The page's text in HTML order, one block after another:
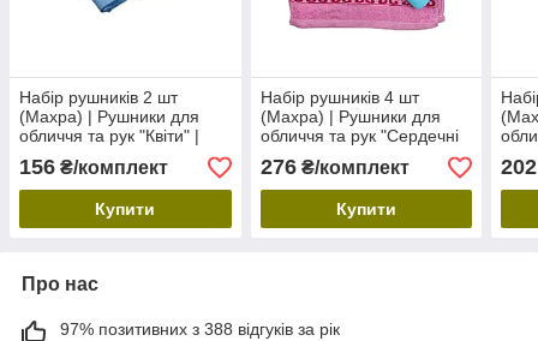
Набір рушників 2 шт
(Махра) | Рушники для
обличчя та рук "Квіти" |
156 ₴/комплект
Купити
Набір рушників 4 шт
(Махра) | Рушники для
обличчя та рук "Сердечні
276₴/комплект
Купити
202
Про нас
97% позитивних з 388 відгуків за рік